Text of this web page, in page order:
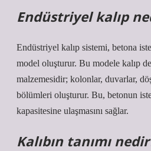
Endüstriyel kalıp
Endüstriyel kalıp sistemi, betona
model oluşturur. Bu modele kalıp
malzemesidir; kolonlar, duvarlar,
bölümleri oluşturur. Bu, betonun
kapasitesine ulaşmasını sağlar.
Kalıbın tanımı